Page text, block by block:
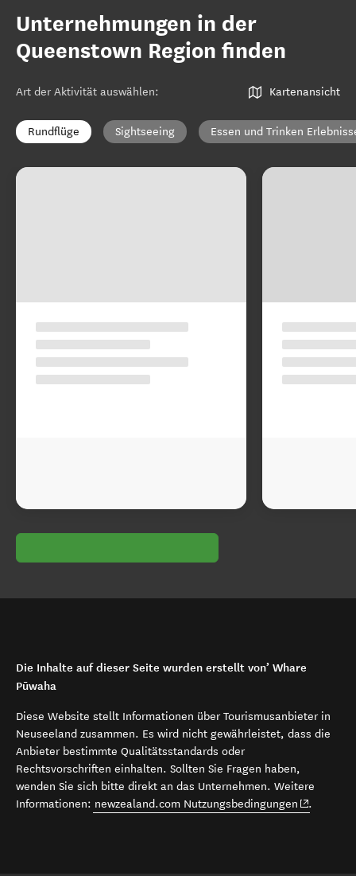
Unternehmungen in der
Queenstown Region finden
Art der Aktivität auswählen: Kartenansicht
Rundflüge Sightseeing Essen und Trinken
Die Inhalte auf dieser Seite wurden erstellt von’ Whare
Pūwaha
Diese Website stellt Informationen über Tourismusanbieter in
Neuseeland zusammen. Es wird nicht gewährleistet, dass die
Anbieter bestimmte Qualitätsstandards oder
Rechtsvorschriften einhalten. Sollten Sie Fragen haben,
wenden Sie sich bitte direkt an das Unternehmen. Weitere
Informationen: newzealand.com Nutzungsbedingungen (opens in
.